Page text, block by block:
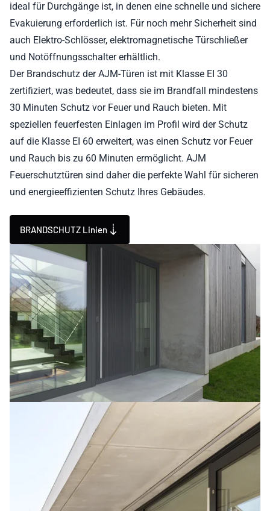
ideal für Durchgänge ist, in denen eine schnelle und sichere
Evakuierung erforderlich ist. Für noch mehr Sicherheit sind
auch Elektro-Schlösser, elektromagnetische Türschließer
und Notöffnungsschalter erhältlich.
Der Brandschutz der AJM-Türen ist mit Klasse EI 30
zertifiziert, was bedeutet, dass sie im Brandfall mindestens
30 Minuten Schutz vor Feuer und Rauch bieten. Mit
speziellen feuerfesten Einlagen im Profil wird der Schutz
auf die Klasse EI 60 erweitert, was einen Schutz vor Feuer
und Rauch bis zu 60 Minuten ermöglicht. AJM
Feuerschutztüren sind daher die perfekte Wahl für sicheren
und energieeffizienten Schutz Ihres Gebäudes.
BRANDSCHUTZ Linien